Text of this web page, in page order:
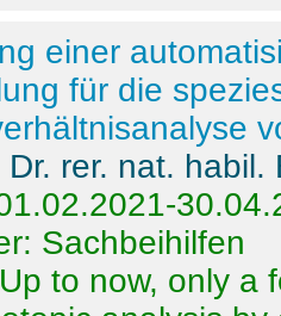
einer
für die
Dr. rer. nat.
Sachbeihilfen
Up to now, only a